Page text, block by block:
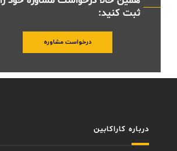
ثبت کنید:
درخواست مشاوره
درباره کاراکابین